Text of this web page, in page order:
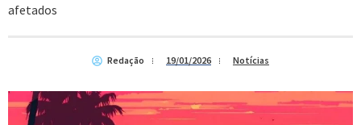
afetados
Redação 19/01/2026 Notícias